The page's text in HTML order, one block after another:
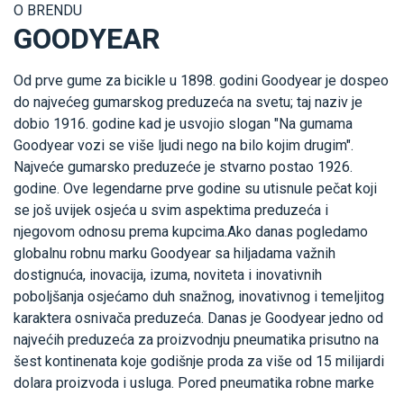
O BRENDU
GOODYEAR
Od prve gume za bicikle u 1898. godini Goodyear je dospeo
do najvećeg gumarskog preduzeća na svetu; taj naziv je
dobio 1916. godine kad je usvojio slogan "Na gumama
Goodyear vozi se više ljudi nego na bilo kojim drugim".
Najveće gumarsko preduzeće je stvarno postao 1926.
godine. Ove legendarne prve godine su utisnule pečat koji
se još uvijek osjeća u svim aspektima preduzeća i
njegovom odnosu prema kupcima.Ako danas pogledamo
globalnu robnu marku Goodyear sa hiljadama važnih
dostignuća, inovacija, izuma, noviteta i inovativnih
poboljšanja osjećamo duh snažnog, inovativnog i temeljitog
karaktera osnivača preduzeća. Danas je Goodyear jedno od
najvećih preduzeća za proizvodnju pneumatika prisutno na
šest kontinenata koje godišnje proda za više od 15 milijardi
dolara proizvoda i usluga. Pored pneumatika robne marke